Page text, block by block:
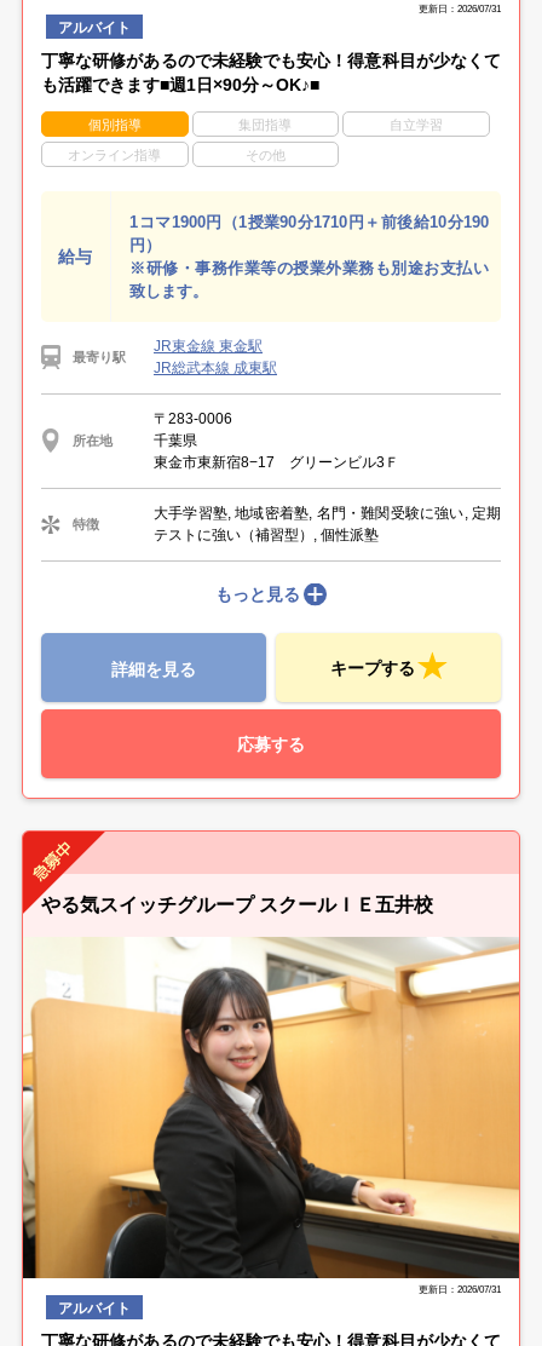
更新日：2026/07/31
アルバイト
丁寧な研修があるので未経験でも安心！得意科目が少なくて
も活躍できます■週1日×90分～OK♪■
個別指導 集団指導 自立学習
オンライン指導 その他
給与
1コマ1900円（1授業90分1710円＋前後給10分190
円）
※研修・事務作業等の授業外業務も別途お支払い
致します。
最寄り駅
JR東金線 東金駅
JR総武本線 成東駅
所在地
〒283-0006
千葉県
東金市東新宿8−17 グリーンビル3Ｆ
特徴
大手学習塾, 地域密着塾, 名門・難関受験に強い, 定期
テストに強い（補習型）, 個性派塾
もっと見る
詳細を見る キープする
応募する
やる気スイッチグループ スクールＩＥ五井校
更新日：2026/07/31
アルバイト
丁寧な研修があるので未経験でも安心！得意科目が少なくて